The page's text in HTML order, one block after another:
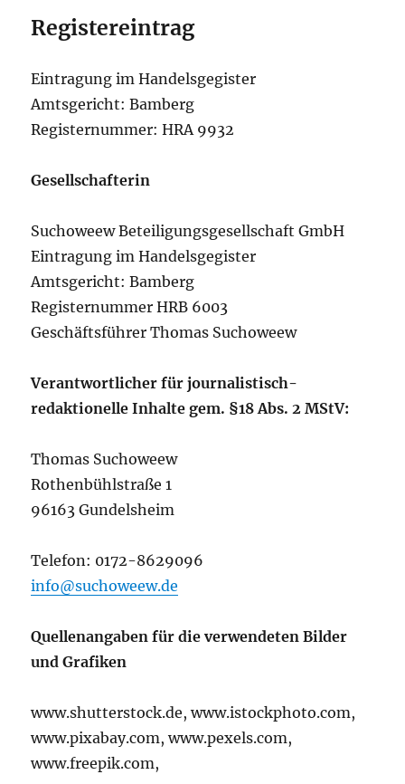
Registereintrag
Eintragung im Handelsgegister
Amtsgericht: Bamberg
Registernummer: HRA 9932
Gesellschafterin
Suchoweew Beteiligungsgesellschaft GmbH
Eintragung im Handelsgegister
Amtsgericht: Bamberg
Registernummer HRB 6003
Geschäftsführer Thomas Suchoweew
Verantwortlicher für journalistisch-
redaktionelle Inhalte gem. §18 Abs. 2 MStV:
Thomas Suchoweew
Rothenbühlstraße 1
96163 Gundelsheim
Telefon: 0172-8629096
info@suchoweew.de
Quellenangaben für die verwendeten Bilder
und Grafiken
www.shutterstock.de, www.istockphoto.com,
www.pixabay.com, www.pexels.com,
www.freepik.com,